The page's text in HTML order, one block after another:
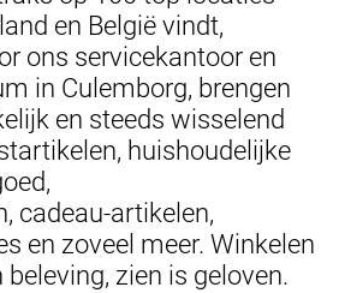
en België vindt,
ons servicekantoor en
in Culemborg, brengen
en steeds wisselend
huishoudelijke
cadeau-artikelen,
en zoveel meer. Winkelen
beleving, zien is geloven.